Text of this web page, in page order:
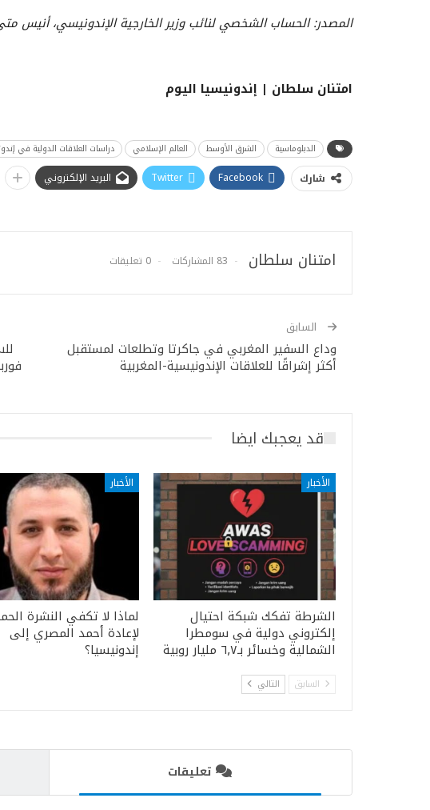
المصدر: الحساب الشخصي لنائب وزير الخارجية الإندونيسي، أنيس
امتنان سلطان | إندونيسيا اليوم
الدبلوماسية الشرق الأوسط العالم الإسلامي دراسات العلاقات الدولية في
شارك Facebook
Twitter البريد الإلكتروني
امتنان سلطان 83 المشاركات 0 تعليقات
السابق
وداع السفير المغربي في جاكرتا وتطلعات لمستقبل
أكثر إشراقًا للعلاقات الإندونيسية-المغربية فوربس 2025 ضمن
قد يعجبك ايضا
الأخبار
الشرطة تفكك شبكة احتيال
إلكتروني دولية في سومطرا
الشمالية وخسائر بـ٦٫٧ مليار روبية
الأخبار
لماذا لا تكفي النشرة
لإعادة أحمد المصري إلى
إندونيسيا؟
السابق التالي
تعليقات